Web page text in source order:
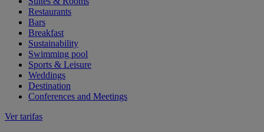
Restaurants
Bars
Breakfast
Sustainability
Swimming pool
Sports & Leisure
Weddings
Destination
Conferences and Meetings
Ver tarifas